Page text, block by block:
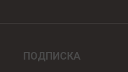
ПОДПИСКА